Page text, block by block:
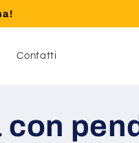
Contatti
con